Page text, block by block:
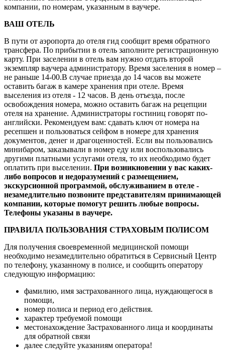
компании, по номерам, указанным в ваучере.
ВАШ ОТЕЛЬ
В пути от аэропорта до отеля гид сообщит время обратного
трансфера. По прибытии в отель заполните регистрационную
карту. При заселении в отель вам нужно отдать второй
экземпляр ваучера администратору. Время заселения в номер –
не раньше 14-00.В случае приезда до 14 часов вы можете
оставить багаж в камере хранения при отеле. Время
выселения из отеля - 12 часов. В день отъезда, после
освобождения номера, можно оставить багаж на рецепции
отеля на хранение. Администраторы гостиниц говорят по-
английски. Рекомендуем вам: сдавать ключ от номера на
ресепшен и пользоваться сейфом в номере для хранения
документов, денег и драгоценностей. Если вы пользовались
минибаром, заказывали в номер еду или воспользовались
другими платными услугами отеля, то их необходимо будет
оплатить при выселении. При возникновении у вас каких-
либо вопросов и недоразумений с размещением,
экскурсионной программой, обслуживанием в отеле -
незамедлительно позвоните представителям принимающей
компании, которые помогут решить любые вопросы.
Телефоны указаны в ваучере.
ПРАВИЛА ПОЛЬЗОВАНИЯ СТРАХОВЫМ ПОЛИСОМ
Для получения своевременной медицинской помощи
необходимо незамедлительно обратиться в Сервисный Центр
по телефону, указанному в полисе, и сообщить оператору
следующую информацию:
фамилию, имя застрахованного лица, нуждающегося в
помощи,
номер полиса и период его действия.
характер требуемой помощи
местонахождение Застрахованного лица и координаты
для обратной связи
далее следуйте указаниям оператора!